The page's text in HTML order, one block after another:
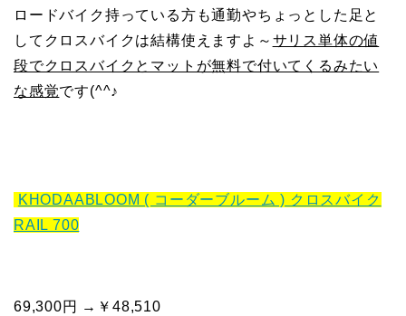
ロードバイク持っている方も通勤やちょっとした足と
してクロスバイクは結構使えますよ～ サリス単体の値
段でクロスバイクとマットが無料で付いてくるみたい
な感覚です(^^♪
KHODAABLOOM ( コーダーブルーム ) クロスバイク
RAIL 700
69,300円 →￥48,510